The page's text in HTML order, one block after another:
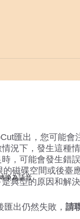
匯出，您可能會
況下，發生這種
，可能會發生錯
磁碟空間或後臺
典型的原因和解
出仍然失敗， 請
換為語音